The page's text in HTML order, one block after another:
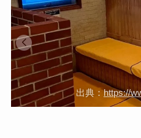
出典：https://